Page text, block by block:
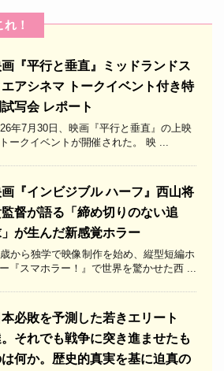
！
『平行と垂直』ミッドランドス
アシネマ トークイベント付き特
試写会 レポート
年7月30日、映画『平行と垂直』の上映
ークイベントが開催された。 映 ...
『インビジブル ハーフ』西山将
督が語る「締め切りのない追
が生んだ新感覚ホラー
から独学で映像制作を始め、縦型短編ホ
『スマホラー！』で世界を驚かせた西 ...
本必敗を予測した若きエリート
それでも戦争に突き進ませたも
何か。歴史的真実を基に迫真の